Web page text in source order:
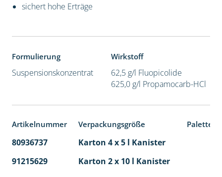
sichert hohe Erträge
Formulierung
Suspensionskonzentrat
Wirkstoff
62,5 g/l Fluopicolide
625,0 g/l Propamocarb-HCl
Artikelnummer Verpackungsgröße
80936737 Karton 4 x 5 l Kanister
91215629
Karton 2 x 10 l Kanister